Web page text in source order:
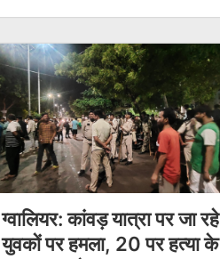
ग्वालियर: कांवड़ यात्रा पर जा रहे
युवकों पर हमला, 20 पर हत्या के